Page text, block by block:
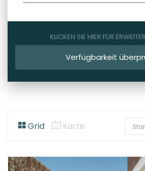
KLICKEN SIE HIER FÜR
Verfügbarkeit
Grid Karte